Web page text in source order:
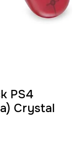
PS4
Crystal